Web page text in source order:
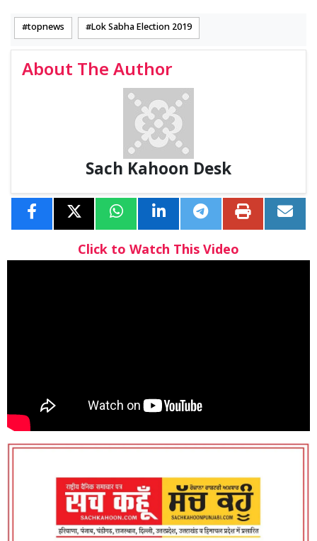
topnews Lok Sabha Election 2019
About The Author
Sach Kahoon Desk
Click to Watch This Video